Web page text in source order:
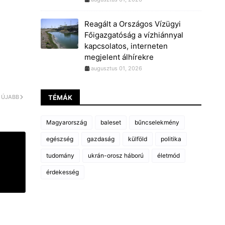
ÚJABB
Reagált a Országos Vízügyi
Főigazgatóság a vízhiánnyal
kapcsolatos, interneten
megjelent álhírekre
augusztus 01, 2026
TÉMÁK
Magyarország baleset bűncselekmény
egészség gazdaság külföld politika
tudomány ukrán-orosz háború életmód
érdekesség